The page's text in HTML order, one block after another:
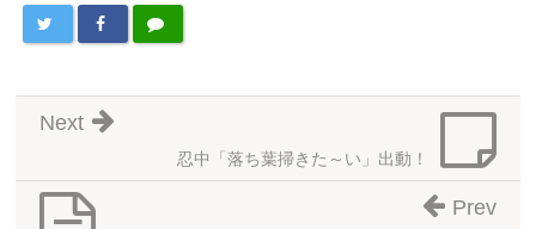
忍中「落ち葉掃きた～い」出動！
Next
Prev